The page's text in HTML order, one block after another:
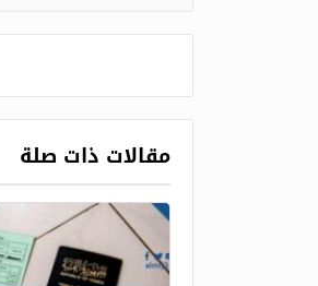
مقالات ذات صلة